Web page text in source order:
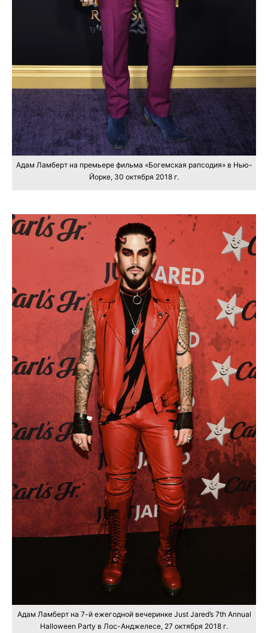
Адам Ламберт на премьере фильма «Богемская рапсодия» в Нью-
Йорке, 30 октября 2018 г.
Адам Ламберт на 7-й ежегодной вечеринке Just Jared’s 7th Annual
Halloween Party в Лос-Анджелесе, 27 октября 2018 г.